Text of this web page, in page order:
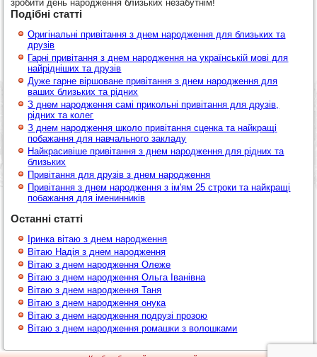
зробити день народження близьких незабутнім!
Подібні статті
Оригінальні привітання з днем народження для близьких та
друзів
Гарні привітання з днем народження на українській мові для
найрідніших та друзів
Дуже гарне віршоване привітання з днем народження для
ваших близьких та рідних
З днем народження самі прикольні привітання для друзів,
рідних та колег
З днем народження школо привітання сценка та найкращі
побажання для навчального закладу
Найкрасивіше привітання з днем народження для рідних та
близьких
Привітання для друзів з днем народження
Привітання з днем народження з ім'ям 25 строки та найкращі
побажання для іменинників
Останні статті
Іринка вітаю з днем народження
Вітаю Надія з днем народження
Вітаю з днем народження Олеже
Вітаю з днем народження Ольга Іванівна
Вітаю з днем народження Таня
Вітаю з днем народження онука
Вітаю з днем народження подрузі прозою
Вітаю з днем народження ромашки з волошками